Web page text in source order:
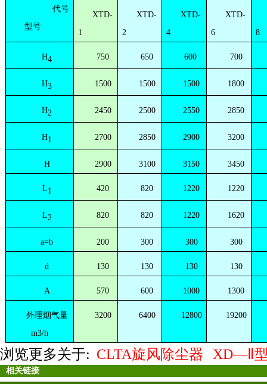
代号
型号
XTD-
1
XTD-
2
XTD-
4
XTD-
6
8
H4 750 650 600 700
H3 1500 1500 1500 1800
H2 2450 2500 2550 2850
H1 2700 2850 2900 3200
H 2900 3100 3150 3450
L1 420 820 1220 1220
L2 820 820 1220 1620
a=b 200 300 300 300
d 130 130 130 130
A 570 600 1000 1300
外理烟气量
m3/h
3200 6400 12800 19200
浏览更多关于: CLTA旋风除尘器 XD—Ⅱ
相关链接